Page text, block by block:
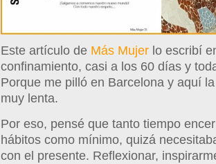
Este artículo de Más Mujer lo escribí
confinamiento, casi a los 60 días y
Porque me pilló en Barcelona y aquí
muy lenta.
Por eso, pensé que tanto tiempo
hábitos como mínimo, quizá
con el presente. Reflexionar,